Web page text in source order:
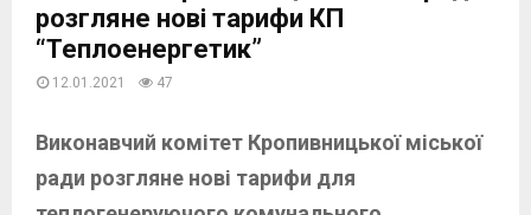
розгляне нові тарифи КП
“Теплоенергетик”
12.01.2021 47
Виконавчий комітет Кропивницької міської
ради розгляне нові тарифи для